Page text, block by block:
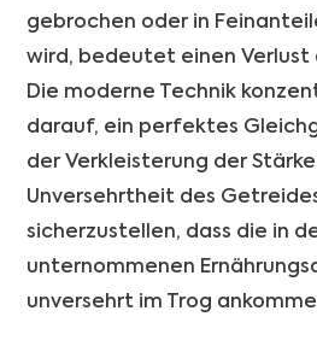
gebrochen oder in
wird, bedeutet einen Verlust
Die moderne Technik
darauf, ein perfektes
der Verkleisterung der
Unversehrtheit des
sicherzustellen, dass die in
unternommenen
unversehrt im Trog